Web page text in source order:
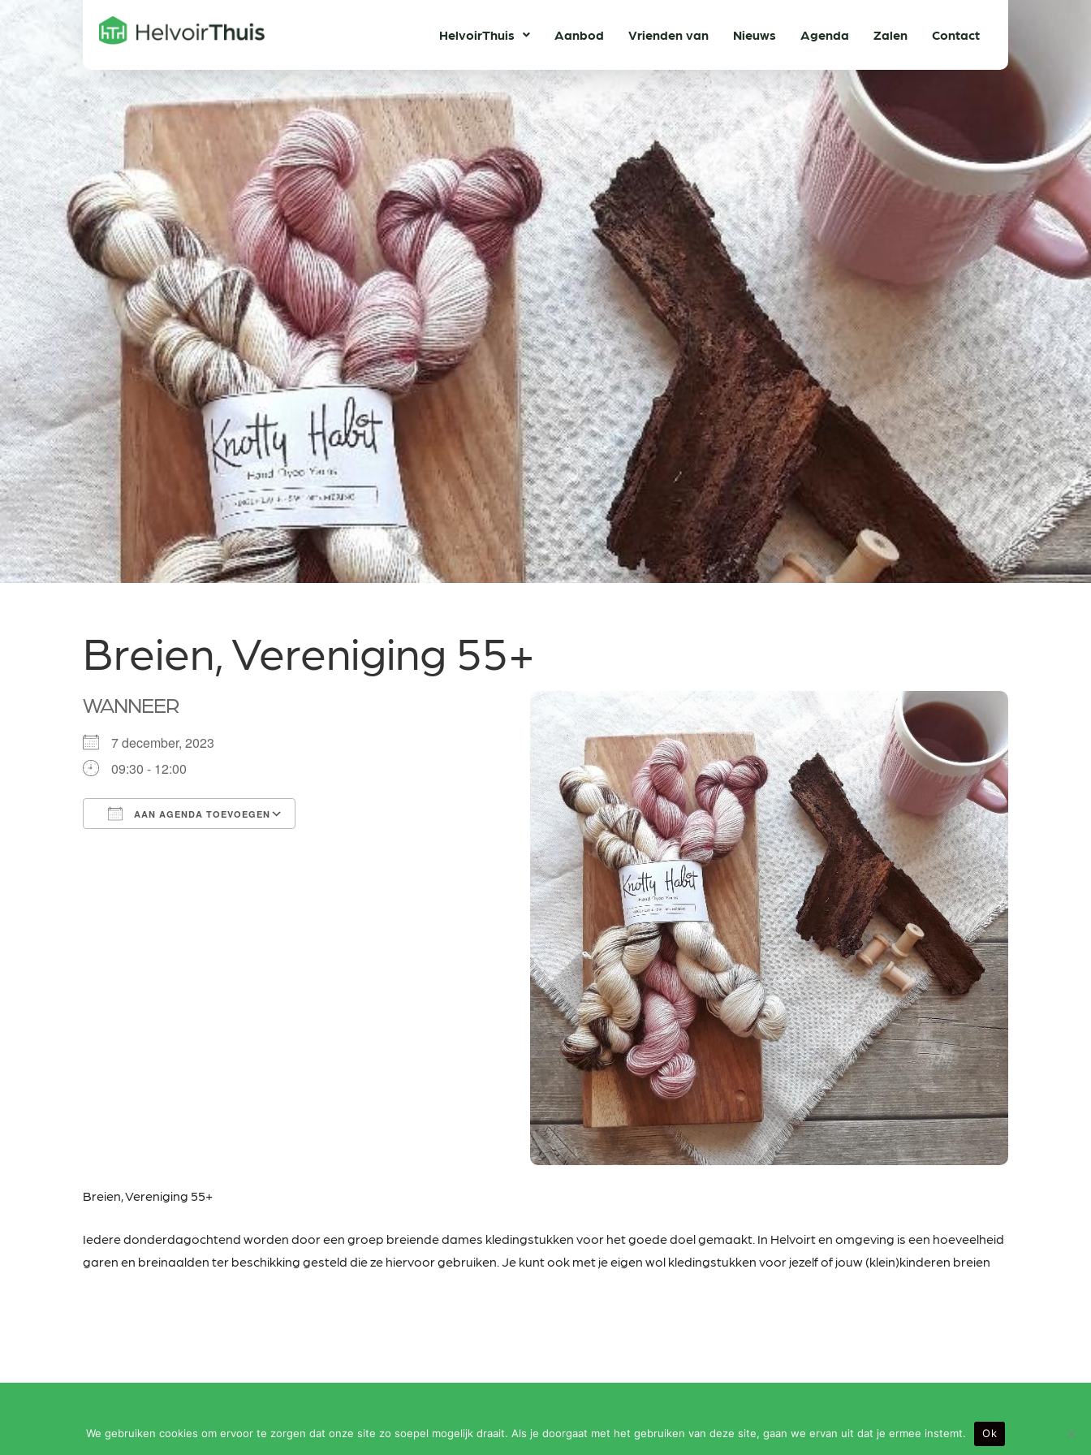
HelvoirThuis Aanbod Vrienden van Nieuws Agenda Zalen Contact
Breien, Vereniging 55+
WANNEER
7 december, 2023
09:30 - 12:00
AAN AGENDA TOEVOEGEN
Breien,Vereniging 55+
Iedere donderdagochtend worden door een groep breiende dames kledingstukken voor het goede doel gemaakt. In Helvoirt en omgeving is een hoeveelheid
garen en breinaalden ter beschikking gesteld die ze hiervoor gebruiken. Je kunt ook met je eigen wol kledingstukken voor jezelf of jouw (klein)kinderen breien
We gebruiken cookies om ervoor te zorgen dat onze site zo soepel mogelijk draait. Als je doorgaat met het gebruiken van deze site, gaan we ervan uit dat je ermee instemt. Ok